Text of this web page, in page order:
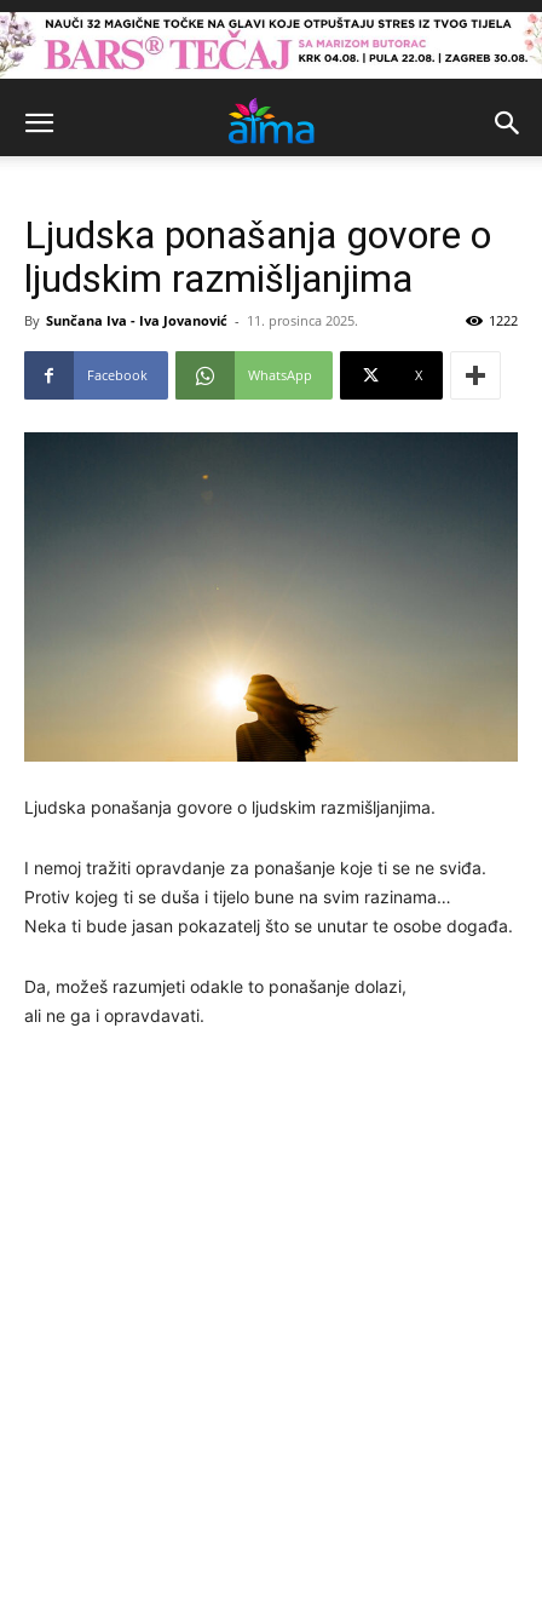
Ljudska ponašanja govore o
ljudskim razmišljanjima
By Sunčana Iva - Iva Jovanović - 11. prosinca 2025. 1222
Facebook WhatsApp X
Ljudska ponašanja govore o ljudskim razmišljanjima.
I nemoj tražiti opravdanje za ponašanje koje ti se ne sviđa.
Protiv kojeg ti se duša i tijelo bune na svim razinama…
Neka ti bude jasan pokazatelj što se unutar te osobe događa.
Da, možeš razumjeti odakle to ponašanje dolazi,
ali ne ga i opravdavati.